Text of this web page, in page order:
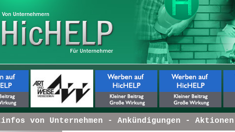
von Unternehmen - Ankündigungen -